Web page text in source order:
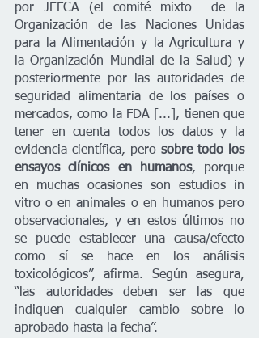
por JEFCA (el comité mixto  de la
Organización de las Naciones Unidas
para la Alimentación y la Agricultura y
la Organización Mundial de la Salud) y
posteriormente por las autoridades de
seguridad alimentaria de los países o
mercados, como la FDA [...], tienen que
tener en cuenta todos los datos y la
evidencia científica, pero sobre todo los
ensayos clínicos en humanos, porque
en muchas ocasiones son estudios in
vitro o en animales o en humanos pero
observacionales, y en estos últimos no
se puede establecer una causa/efecto
como sí se hace en los análisis
toxicológicos”, afirma. Según asegura,
“las autoridades deben ser las que
indiquen cualquier cambio sobre lo
aprobado hasta la fecha”.